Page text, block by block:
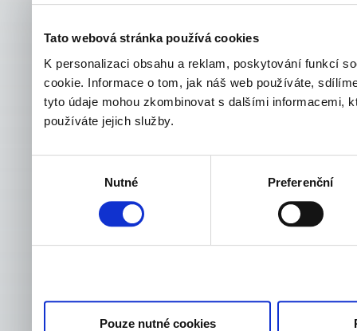
Tato webová stránka používá cookies
K personalizaci obsahu a reklam, poskytování funkcí
cookie. Informace o tom, jak náš web používáte,
tyto údaje mohou zkombinovat s dalšími informacemi,
používáte jejich služby.
Nutné Preferenční
Pouze nutné cookies